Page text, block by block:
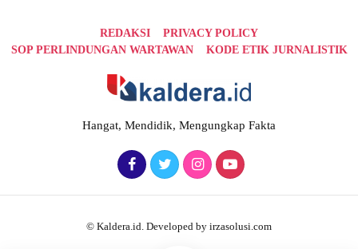
REDAKSI
PRIVACY POLICY
SOP PERLINDUNGAN WARTAWAN
KODE ETIK JURNALISTIK
Hangat, Mendidik, Mengungkap Fakta
© Kaldera.id. Developed by irzasolusi.com